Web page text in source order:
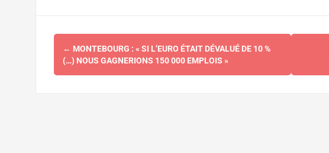
Navigation
d'article
← MONTEBOURG : « SI L’EURO ÉTAIT DÉVALUÉ DE 10 %
(…) NOUS GAGNERIONS 150 000 EMPLOIS »